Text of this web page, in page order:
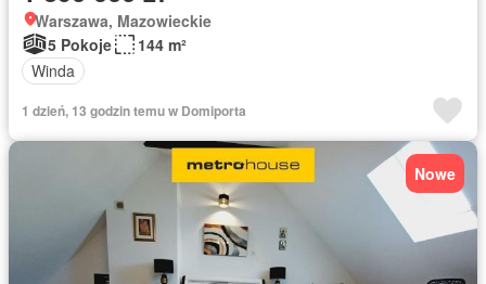
Warszawa, Mazowieckie
5 Pokoje
144 m²
Winda
1 dzień, 13 godzin temu w Domiporta
Nowe